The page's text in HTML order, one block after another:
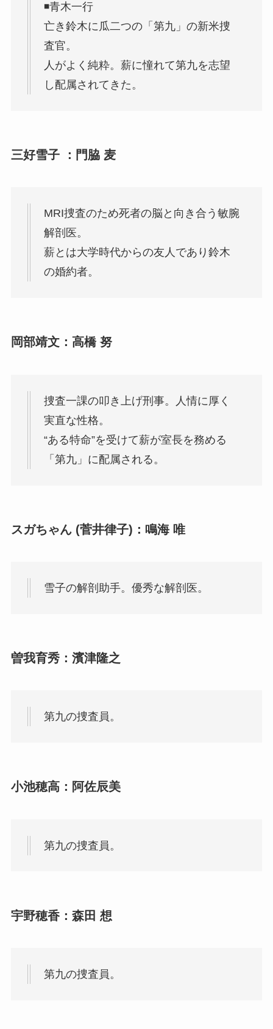
◾️青木一行
亡き鈴木に瓜二つの「第九」の新米捜
査官。
人がよく純粋。薪に憧れて第九を志望
し配属されてきた。
三好雪子 ：門脇 麦
MRI捜査のため死者の脳と向き合う敏腕
解剖医。
薪とは大学時代からの友人であり鈴木
の婚約者。
岡部靖文：高橋 努
捜査一課の叩き上げ刑事。人情に厚く
実直な性格。
“ある特命”を受けて薪が室長を務める
「第九」に配属される。
スガちゃん (菅井律子)：鳴海 唯
雪子の解剖助手。優秀な解剖医。
曽我育秀：濱津隆之
第九の捜査員。
小池穂高：阿佐辰美
第九の捜査員。
宇野穂香：森田 想
第九の捜査員。